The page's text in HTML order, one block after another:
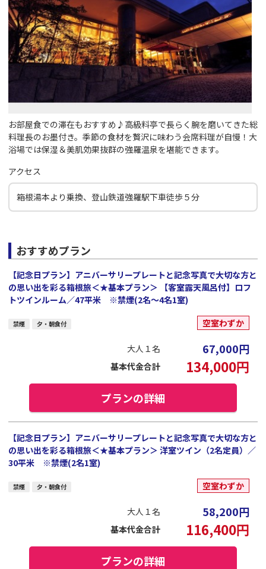
お部屋食での滞在もおすすめ♪高級料亭で長らく腕を磨いてきた総
料理長のお墨付き。季節の食材を贅沢に味わう会席料理が自慢！大
浴場では保湿＆美肌効果抜群の強羅温泉を堪能できます。
アクセス
箱根湯本より乗換、登山鉄道強羅駅下車徒歩５分
おすすめプラン
【記念日プラン】アニバーサリープレートと記念写真で大切な方と
の思い出を彩る箱根旅＜★基本プラン＞ 【客室露天風呂付】ロフ
トツインルーム／47平米 ※禁煙(2名～4名1室)
禁煙 夕・朝食付 空室わずか
大人１名 67,000円
基本代金合計 134,000円
プランの詳細
【記念日プラン】アニバーサリープレートと記念写真で大切な方と
の思い出を彩る箱根旅＜★基本プラン＞ 洋室ツイン（2名定員）／
30平米 ※禁煙(2名1室)
禁煙 夕・朝食付 空室わずか
大人１名 58,200円
基本代金合計 116,400円
プランの詳細